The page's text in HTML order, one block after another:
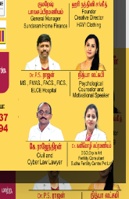
3 பேர் கு...